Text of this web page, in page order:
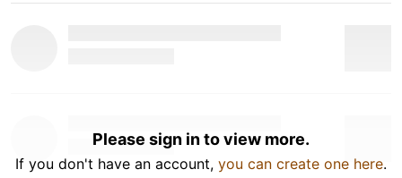
Please sign in to view more.
If you don't have an account, you can create one here.